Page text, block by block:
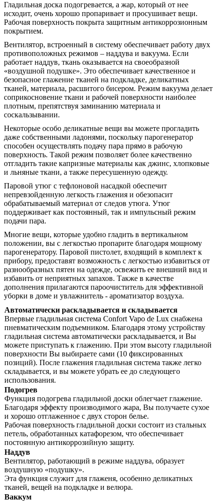
Гладильная доска подогревается, а жар, который от нее
исходит, очень хорошо пропаривает и просушивает вещи.
Рабочая поверхность покрыта защитным антикоррозионным
покрытием.
Вентилятор, встроенный в систему обеспечивает работу двух
противоположных режимов – наддува и вакуума. Если
работает наддув, ткань оказывается на своеобразной
«воздушной подушке». Это обеспечивает качественное и
безопасное глажение тканей на подкладке, деликатных
тканей, материала, расшитого бисером. Режим вакуума делает
соприкосновение ткани и рабочей поверхности наиболее
плотным, препятствуя заминанию материала и
соскальзывании.
Некоторые особо деликатные вещи вы можете прогладить
даже собственными ладонями, поскольку парогенератор
способен осуществлять подачу пара прямо в рабочую
поверхность. Такой режим позволяет более качественно
отгладить такие капризные материалы как джинс, хлопковые
и льняные ткани, а также пересушенную одежду.
Паровой утюг с тефлоновой насадкой обеспечит
непревзойденную легкость глажения и обезопасит
обрабатываемый материал от следов утюга. Утюг
поддерживает как постоянный, так и импульсный режим
подачи пара.
Многие вещи, которые удобно гладить в вертикальном
положении, вы с легкостью пропарите благодаря мощному
парогенератору. Паровой пистолет, входящий в комплект к
прибору, предоставят возможность с легкостью избавиться от
разнообразных пятен на одежде, освежить ее внешний вид и
избавить от неприятных запахов. Также в качестве
дополнения прилагаются пароочиститель для эффективной
уборки в доме и увлажнитель - ароматизатор воздуха.
Автоматически раскладывается и складывается
Впервые гладильная система Confort Vapo de Lux снабжена
пневматическим подъемником. Благодаря этому устройству
гладильная система автоматически раскладывается, и Вы
можете приступать к глажению. При этом высоту гладильной
поверхности Вы выбираете сами (10 фиксированных
позиций). После глажения гладильная система также легко
складывается, и вы можете убрать ее до следующего
использования.
Подогрев
Функция подогрева гладильной доски облегчает глажение.
Благодаря эффекту производимого жара, Вы получаете сухое
и хорошо отглаженное с двух сторон белье.
Рабочая поверхность гладильной доски состоит из стальных
петель, обработанных катафорезом, что обеспечивает
постоянную антикоррозийную защиту.
Наддув
Вентилятор, работающий в режиме наддува, образует
воздушную «подушку».
Эта функция служит для глаженя, особенно деликатных
тканей, вещей на подкладке и велюра.
Ваккум